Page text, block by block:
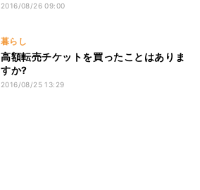
2016/08/26 09:00
暮らし
高額転売チケットを買ったことはありま
すか?
2016/08/25 13:29